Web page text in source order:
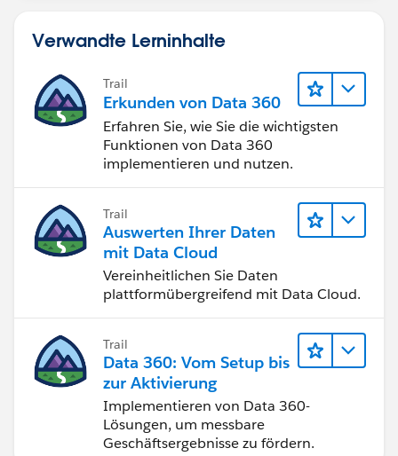
Verwandte Lerninhalte
Trail
Erkunden von Data 360
Erfahren Sie, wie Sie die wichtigsten
Funktionen von Data 360
implementieren und nutzen.
Trail
Auswerten Ihrer Daten
mit Data Cloud
Vereinheitlichen Sie Daten
plattformübergreifend mit Data Cloud.
Trail
Data 360: Vom Setup bis
zur Aktivierung
Implementieren von Data 360-
Lösungen, um messbare
Geschäftsergebnisse zu fördern.